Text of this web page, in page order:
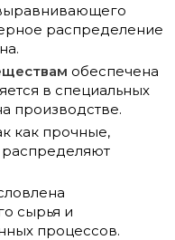
распределение
обеспечена
в специальных
производстве.
как прочные,
сырья и
процессов.